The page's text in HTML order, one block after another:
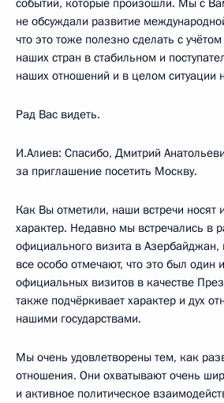
событий, которые произошли. Мы с
не обсуждали развитие
что это тоже полезно сделать с
наших стран в стабильном и
наших отношений и в целом ситуации
Рад Вас видеть.
И.Алиев: Спасибо, Дмитрий
за приглашение посетить Москву.
Как Вы отметили, наши встречи носят
характер. Недавно мы встречались в
официального визита в
все особо отмечают, что это был
официальных визитов в качестве
также подчёркивает характер и дух
нашими государствами.
Мы очень удовлетворены тем, как
отношения. Они охватывают очень
и активное политическое